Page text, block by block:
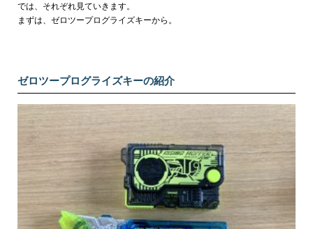
では、それぞれ見ていきます。
まずは、ゼロツープログライズキーから。
ゼロツープログライズキーの紹介